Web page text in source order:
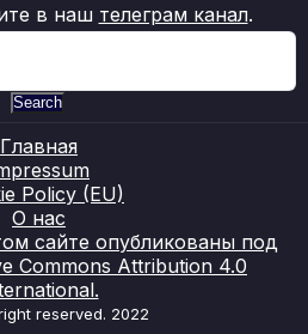
в наш телеграм канал.
Search
Главная
Policy (EU)
О нас
сайте опубликованы под
Commons Attribution 4.0
reserved. 2022